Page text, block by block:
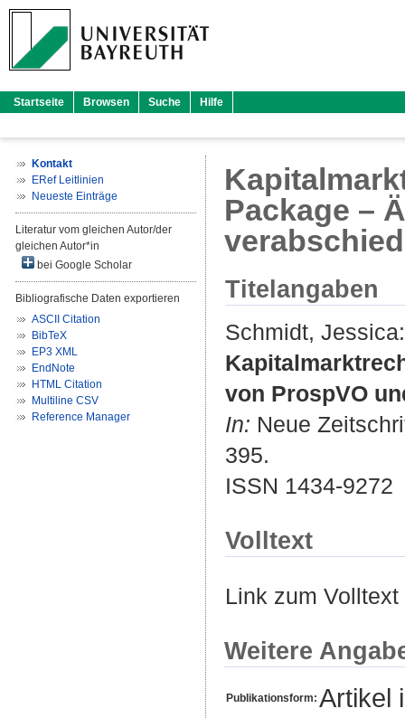
Startseite Browsen Suche Hilfe
Kontakt
ERef Leitlinien
Neueste Einträge
Literatur vom gleichen Autor/der
gleichen Autor*in
bei Google Scholar
Bibliografische Daten exportieren
ASCII Citation
BibTeX
EP3 XML
EndNote
HTML Citation
Multiline CSV
Reference Manager
Package –
Titelangaben
Schmidt, Jessica:
von ProspVO
In: Neue
395.
ISSN 1434-9272
Volltext
Link zum
Weitere
Publikationsform: Artikel